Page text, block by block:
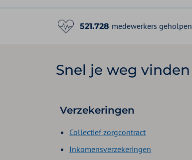
521.728 medewerkers geholpen
Snel je weg vinden
Verzekeringen
Collectief zorgcontract
Inkomensverzekeringen